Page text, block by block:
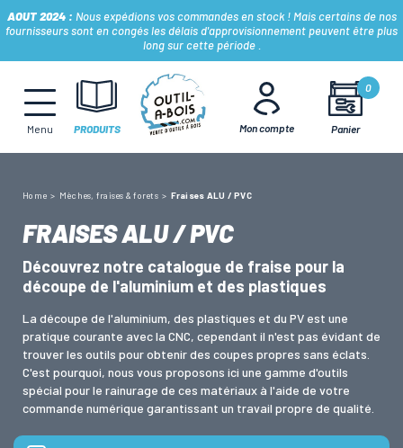
AOUT 2024 : Nous expédions vos commandes en stock ! Mais certains de nos
fournisseurs sont en congés les délais d'approvisionnement peuvent être plus
long sur cette période .
Menu PRODUITS Mon compte Panier
0
MÈCHES, FRAISES & FORETS
LAMES & DISQUES
CONSOMMABLES
OUTILS À MAIN
OUTILS DE TOUPIE
FERS & PLAQUETTES
Home Mèches, fraises & forets Fraises ALU / PVC
FRAISES ALU / PVC
Découvrez notre catalogue de fraise pour la
découpe de l'aluminium et des plastiques
La découpe de l'aluminium, des plastiques et du PV est une
pratique courante avec la CNC, cependant il n'est pas évidant de
trouver les outils pour obtenir des coupes propres sans éclats.
C'est pourquoi, nous vous proposons ici une gamme d'outils
spécial pour le rainurage de ces matériaux à l'aide de votre
commande numérique garantissant un travail propre de qualité.